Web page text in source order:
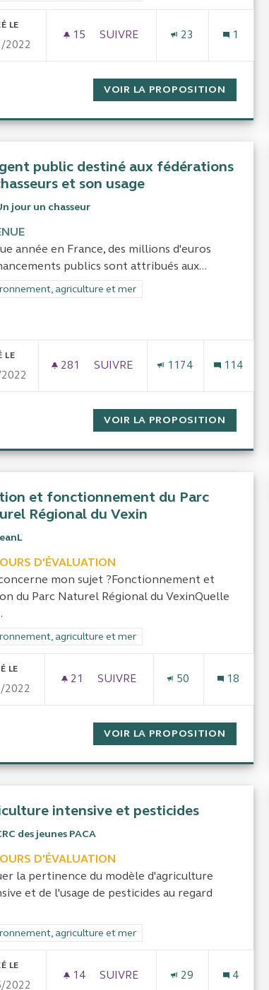
LE
2022
15 15 ABONNÉS
SUIVRE
ORGANISATION ET EFFECTIFS
23 1
VOIR LA PROPOSITION
public destiné aux fédérations
et son usage
jour un chasseur
année en France, des millions d'euros
publics sont attribués aux...
les résultats de la catégorie : Environnement,
agriculture et mer
LE
281 281 ABONNÉS
SUIVRE
L'ARGENT PUBLIC DESTINÉ AUX
1174 114
VOIR LA PROPOSITION
et fonctionnement du Parc
Régional du Vexin
D'ÉVALUATION
mon sujet ?Fonctionnement et
du Parc Naturel Régional du VexinQuelle
les résultats de la catégorie : Environnement, agriculture
agriculture et mer
LE
2022
21 21 ABONNÉS
SUIVRE
GESTION ET
50 18
VOIR LA PROPOSITION
intensive et pesticides
des jeunes PACA
D'ÉVALUATION
la pertinence du modèle d'agriculture
et de l'usage de pesticides au regard
les résultats de la catégorie : Environnement, agriculture
agriculture et mer
LE
2022
14 14 ABONNÉS
SUIVRE
AGRICULTURE INTENSIVE ET
29 4